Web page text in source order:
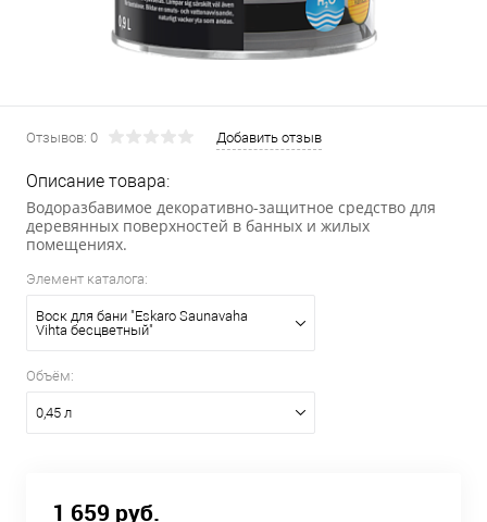
Отзывов: 0 Добавить отзыв
Описание товара:
Водоразбавимое декоративно-защитное средство для
деревянных поверхностей в банных и жилых
помещениях.
Элемент каталога:
Воск для бани "Eskaro Saunavaha
Vihta бесцветный"
Объём:
0,45 л
1 659 руб.